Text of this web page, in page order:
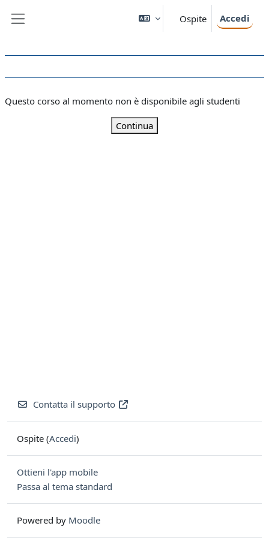
Ospite Accedi
Questo corso al momento non è disponibile agli studenti
Continua
Contatta il supporto
Ospite (Accedi)
Ottieni l'app mobile
Passa al tema standard
Powered by Moodle